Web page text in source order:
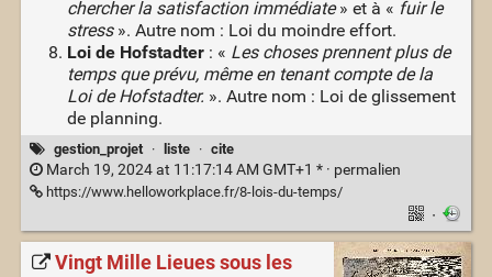
chercher la satisfaction immédiate» et à « fuir le
stress». Autre nom : Loi du moindre effort.
Loi de Hofstadter: « Les choses prennent plus de
temps que prévu, même en tenant compte de la
Loi de Hofstadter.». Autre nom : Loi de glissement
de planning.
gestion_projet · liste · cite
March 19, 2024 at 11:17:14 AM GMT+1 * · permalien
https://www.helloworkplace.fr/8-lois-du-temps/
·
Vingt Mille Lieues sous les